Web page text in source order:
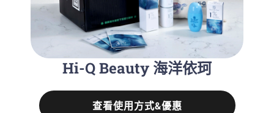
Hi-Q Beauty 海洋依珂
查看使用方式&優惠